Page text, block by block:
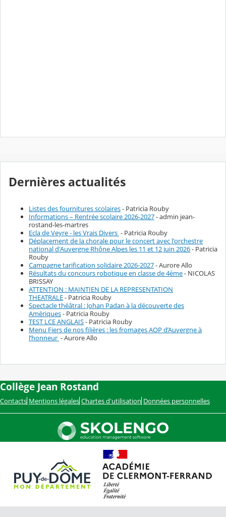
Dernières actualités
Listes des fournitures scolaires- Patricia Rouby
Informations – Rentrée scolaire 2026-2027- admin jean-
rostand-les-martres
Ecla de Veyre - les Vrais Divers - Patricia Rouby
Déplacement de la chorale pour le concert avec l'orchestre
national d'Auvergne Rhône Alpes les 11 et 12 juin 2026- Patricia
Rouby
Campagne tarification solidaire 2026-2027- Aurore Allo
Résultats du concours robotique en classe de 4ème- NICOLAS
BRISSAY
ATTENTION : MAINTIEN DE LA REPRESENTATION
THEATRALE- Patricia Rouby
Spectacle théâtral : Johan Padan à la découverte des
Amériques- Patricia Rouby
TEST LCE ANGLAIS- Patricia Rouby
Menu Fiers de nos filières : les fromages AOP d’Auvergne à
l’honneur - Aurore Allo
Collège Jean Rostand
Contacts Mentions légales Chartes d'utilisation Données personnelles